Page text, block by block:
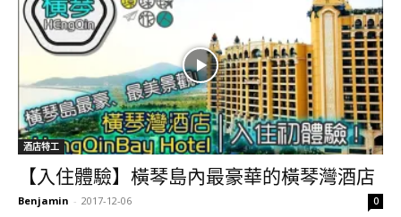
酒店特工
【入住體驗】橫琴島內最豪華的橫琴灣酒店
Benjamin - 2017-12-06 0